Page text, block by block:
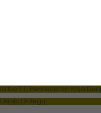
No 11, Pemecutan Kaja
Di Jegu'